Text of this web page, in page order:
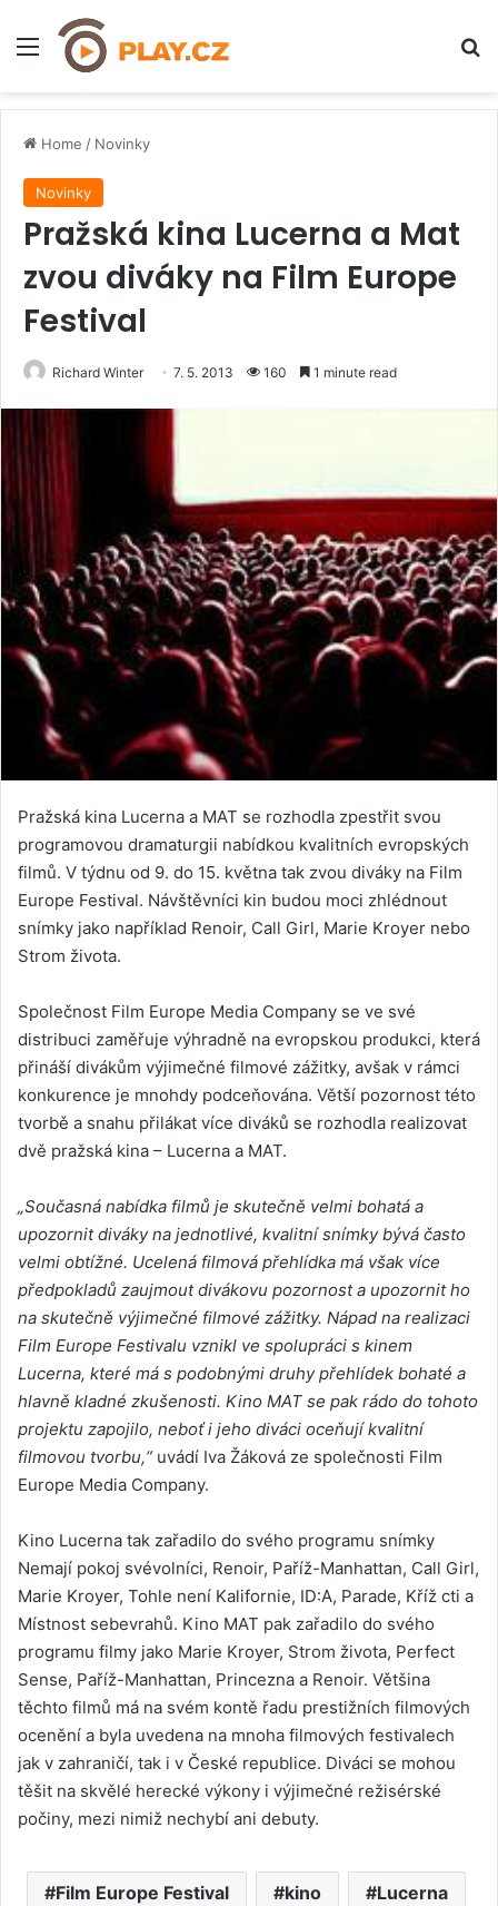
Menu
Home / Novinky
Novinky
Pražská kina Lucerna a Mat
zvou diváky na Film Europe
Festival
Richard Winter 7. 5. 2013 160 1 minute read
Pražská kina Lucerna a MAT se rozhodla zpestřit svou
programovou dramaturgii nabídkou kvalitních evropských
filmů. V týdnu od 9. do 15. května tak zvou diváky na Film
Europe Festival. Návštěvníci kin budou moci zhlédnout
snímky jako například Renoir, Call Girl, Marie Kroyer nebo
Strom života.
Společnost Film Europe Media Company se ve své
distribuci zaměřuje výhradně na evropskou produkci, která
přináší divákům výjimečné filmové zážitky, avšak v rámci
konkurence je mnohdy podceňována. Větší pozornost této
tvorbě a snahu přilákat více diváků se rozhodla realizovat
dvě pražská kina – Lucerna a MAT.
„Současná nabídka filmů je skutečně velmi bohatá a
upozornit diváky na jednotlivé, kvalitní snímky bývá často
velmi obtížné. Ucelená filmová přehlídka má však více
předpokladů zaujmout divákovu pozornost a upozornit ho
na skutečně výjimečné filmové zážitky. Nápad na realizaci
Film Europe Festivalu vznikl ve spolupráci s kinem
Lucerna, které má s podobnými druhy přehlídek bohaté a
hlavně kladné zkušenosti. Kino MAT se pak rádo do tohoto
projektu zapojilo, neboť i jeho diváci oceňují kvalitní
filmovou tvorbu,“uvádí Iva Žáková ze společnosti Film
Europe Media Company.
Kino Lucerna tak zařadilo do svého programu snímky
Nemají pokoj svévolníci, Renoir, Paříž-Manhattan, Call Girl,
Marie Kroyer, Tohle není Kalifornie, ID:A, Parade, Kříž cti a
Místnost sebevrahů. Kino MAT pak zařadilo do svého
programu filmy jako Marie Kroyer, Strom života, Perfect
Sense, Paříž-Manhattan, Princezna a Renoir. Většina
těchto filmů má na svém kontě řadu prestižních filmových
ocenění a byla uvedena na mnoha filmových festivalech
jak v zahraničí, tak i v České republice. Diváci se mohou
těšit na skvělé herecké výkony i výjimečné režisérské
počiny, mezi nimiž nechybí ani debuty.
Film Europe Festival kino Lucerna